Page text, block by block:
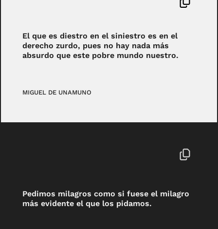
El que es diestro en el siniestro es en el
derecho zurdo, pues no hay nada más
absurdo que este pobre mundo nuestro.
MIGUEL DE UNAMUNO
Pedimos milagros como si fuese el milagro
más evidente el que los pidamos.